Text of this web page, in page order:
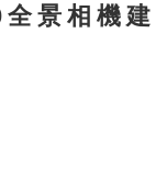
景相機建